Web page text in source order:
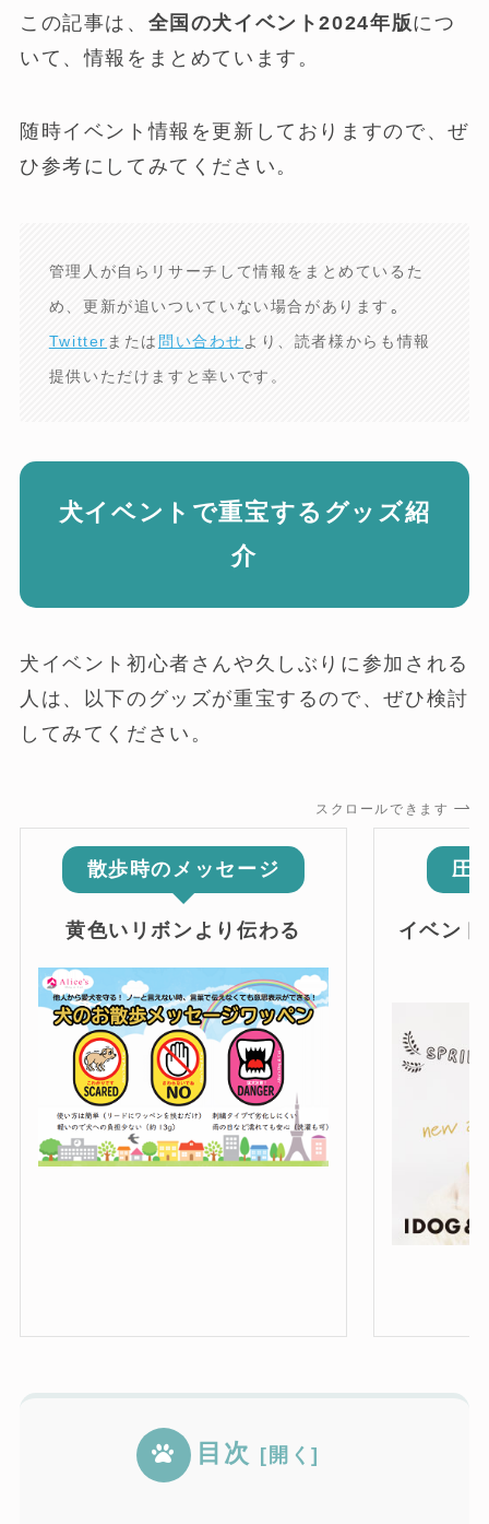
この記事は、 全国の犬イベント2024年版につ
いて、情報をまとめています。
随時イベント情報を更新しておりますので、ぜ
ひ参考にしてみてください。
管理人が自らリサーチして情報をまとめているた
め、更新が追いついていない場合があります 。
Twitter または 問い合わせ より、読者様からも情報
提供いただけますと幸いです。
犬イベントで重宝するグッズ紹
介
犬イベント初心者さんや久しぶりに参加される
人は、以下のグッズが重宝するので、ぜひ検討
してみてください。
スクロールできます
散歩時のメッセージ
黄色いリボンより伝わる
圧
イベン
目次